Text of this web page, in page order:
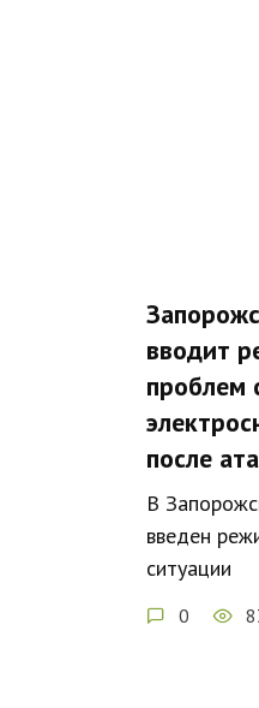
вводит
проблем
после
В
введен
ситуации
0